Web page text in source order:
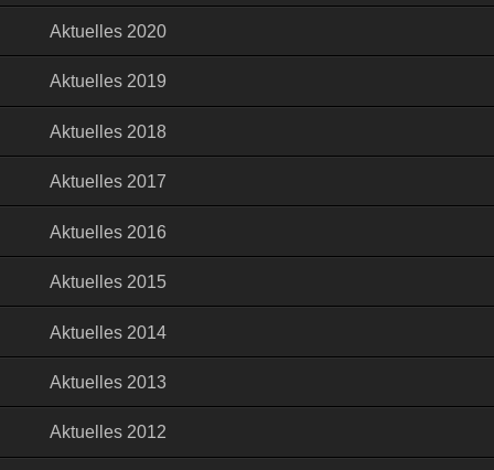
Aktuelles 2020
Aktuelles 2019
Aktuelles 2018
Aktuelles 2017
Aktuelles 2016
Aktuelles 2015
Aktuelles 2014
Aktuelles 2013
Aktuelles 2012